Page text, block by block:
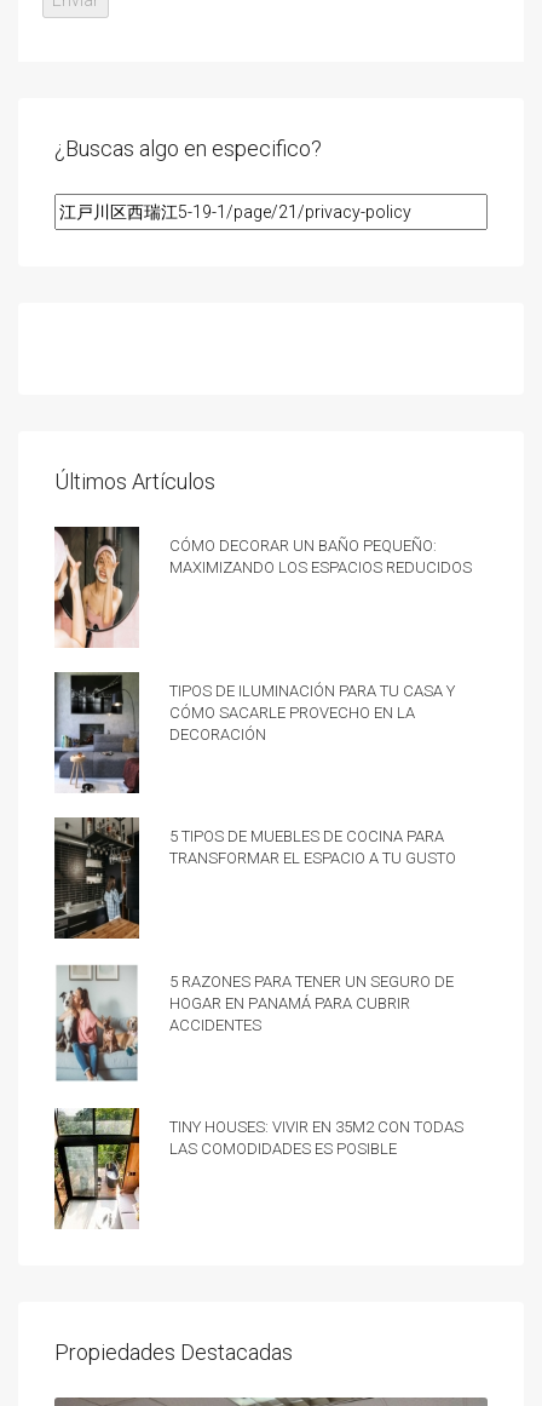
¿Buscas algo en especifico?
Últimos Artículos
Cómo decorar un baño pequeño:
Maximizando los espacios reducidos
Tipos de iluminación para tu casa y
cómo sacarle provecho en la
decoración
5 tipos de muebles de cocina para
transformar el espacio a tu gusto
5 razones para tener un Seguro de
hogar en Panamá para cubrir
accidentes
Tiny Houses: vivir en 35m2 con todas
las comodidades es posible
Propiedades Destacadas